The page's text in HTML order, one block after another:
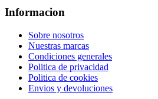
Informacion
Sobre nosotros
Nuestras marcas
Condiciones generales
Politica de privacidad
Politica de cookies
Envios y devoluciones